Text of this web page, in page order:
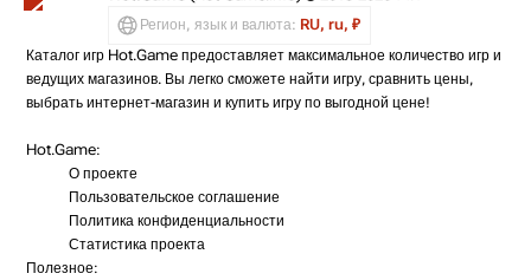
Регион, язык и валюта: RU, ru, ₽
Каталог игр Hot.Game предоставляет максимальное количество игр и
ведущих магазинов. Вы легко сможете найти игру, сравнить цены,
выбрать интернет-магазин и купить игру по выгодной цене!
Hot.Game:
О проекте
Пользовательское соглашение
Политика конфиденциальности
Статистика проекта
Полезное: